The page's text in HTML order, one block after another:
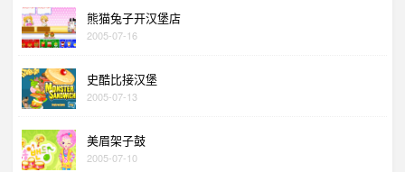
熊猫兔子开汉堡店
2005-07-16
史酷比接汉堡
2005-07-13
美眉架子鼓
2005-07-10